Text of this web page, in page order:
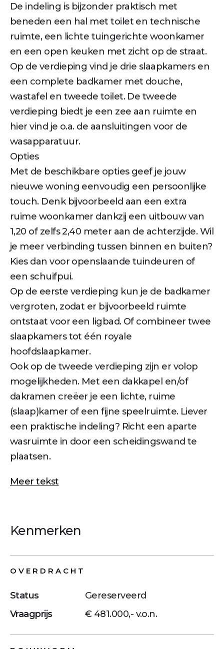
De indeling is bijzonder praktisch met
beneden een hal met toilet en technische
ruimte, een lichte tuingerichte woonkamer
en een open keuken met zicht op de straat.
Op de verdieping vind je drie slaapkamers en
een complete badkamer met douche,
wastafel en tweede toilet. De tweede
verdieping biedt je een zee aan ruimte en
hier vind je o.a. de aansluitingen voor de
wasapparatuur.
Opties
Met de beschikbare opties geef je jouw
nieuwe woning eenvoudig een persoonlijke
touch. Denk bijvoorbeeld aan een extra
ruime woonkamer dankzij een uitbouw van
1,20 of zelfs 2,40 meter aan de achterzijde. Wil
je meer verbinding tussen binnen en buiten?
Kies dan voor openslaande tuindeuren of
een schuifpui.
Op de eerste verdieping kun je de badkamer
vergroten, zodat er bijvoorbeeld ruimte
ontstaat voor een ligbad. Of combineer twee
slaapkamers tot één royale
hoofdslaapkamer.
Ook op de tweede verdieping zijn er volop
mogelijkheden. Met een dakkapel en/of
dakramen creëer je een lichte, ruime
(slaap)kamer of een fijne speelruimte. Liever
een praktische indeling? Richt een aparte
wasruimte in door een scheidingswand te
plaatsen.
Meer tekst
Kenmerken
OVERDRACHT
Status
Gereserveerd
Vraagprijs
€ 481.000,- v.o.n.